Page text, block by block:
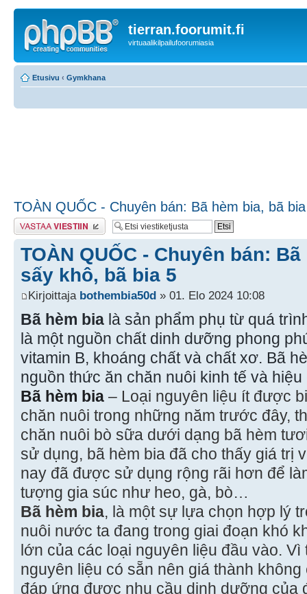
tierran.foorumit.fi
virtuaalikilpailufoorumiasia
Etusivu ‹ Gymkhana
TOÀN QUỐC - Chuyên bán: Bã hèm bia, bã
Lähetä vastaus
TOÀN QUỐC - Chuyên bán:
sấy khô, bã bia 5
Kirjoittaja bothembia50d » 01. Elo 2024 10:08
Bã hèm bia là sản phẩm phụ từ quá
là một nguồn chất dinh dưỡng phong
vitamin B, khoáng chất và chất xơ. Bã
nguồn thức ăn chăn nuôi kinh tế và hiệu
Bã hèm bia – Loại nguyên liệu ít được
chăn nuôi trong những năm trước đây,
chăn nuôi bò sữa dưới dạng bã hèm
sử dụng, bã hèm bia đã cho thấy giá trị
nay đã được sử dụng rộng rãi hơn để
tượng gia súc như heo, gà, bò…
Bã hèm bia, là một sự lựa chọn hợp lý
nuôi nước ta đang trong giai đoạn khó
lớn của các loại nguyên liệu đầu vào.
nguyên liệu có sẵn nên giá thành
đáp ứng được nhu cầu dinh dưỡng của